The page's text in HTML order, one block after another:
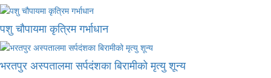
पशु चौपायमा कृत्रिम गर्भाधान
भरतपुर अस्पतालमा सर्पदंशका बिरामीको मृत्यु शून्य